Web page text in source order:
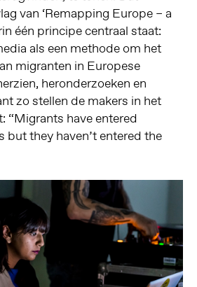
van ‘Remapping Europe – a
één principe centraal staat:
als een methode om het
migranten in Europese
heronderzoeken en
zo stellen de makers in het
“Migrants have entered
but they haven’t entered the